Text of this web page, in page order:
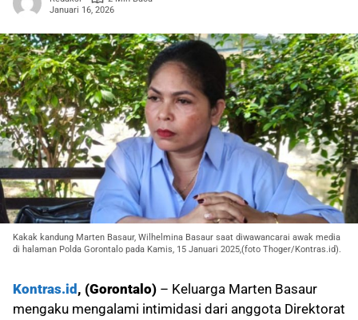
Januari 16, 2026
Kakak kandung Marten Basaur, Wilhelmina Basaur saat diwawancarai awak media
di halaman Polda Gorontalo pada Kamis, 15 Januari 2025,(foto Thoger/Kontras.id).
Kontras.id , (Gorontalo) – Keluarga Marten Basaur
mengaku mengalami intimidasi dari anggota Direktorat